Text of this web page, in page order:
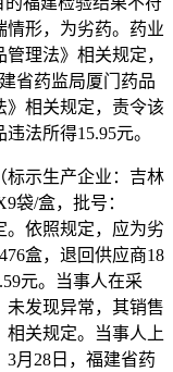
情形，为劣药。药业
理法》相关规定，
省药监局厦门药品
》相关规定，责令该
法所得15.95元。
标示生产企业：吉林
袋/盒，批号：
。依照规定，应为劣
盒，退回供应商18
元。当事人在采
未发现异常，其销售
相关规定。当事人上
月28日，福建省药